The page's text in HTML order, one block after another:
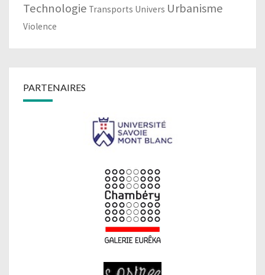
Technologie Transports Univers Urbanisme
Violence
PARTENAIRES